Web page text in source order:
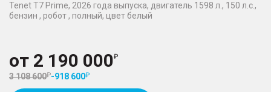
Tenet T7 Prime, 2026 года выпуска, двигатель 1598 л., 150 л.с.,
бензин , робот , полный, цвет белый
от 2 190 000
3 108 600 -918 600